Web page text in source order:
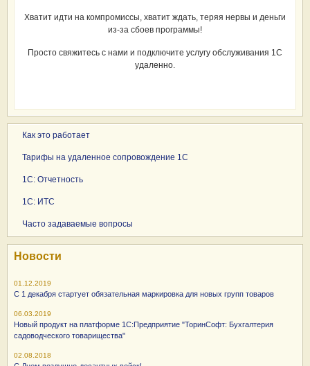
Хватит идти на компромиссы, хватит ждать, теряя нервы и деньги
из-за сбоев программы!
Просто свяжитесь с нами и подключите услугу обслуживания 1С
удаленно.
Как это работает
Тарифы на удаленное сопровождение 1С
1С: Отчетность
1С: ИТС
Часто задаваемые вопросы
Новости
01.12.2019
С 1 декабря стартует обязательная маркировка для новых групп товаров
06.03.2019
Новый продукт на платформе 1С:Предприятие "ТоринСофт: Бухгалтерия
садоводческого товарищества"
02.08.2018